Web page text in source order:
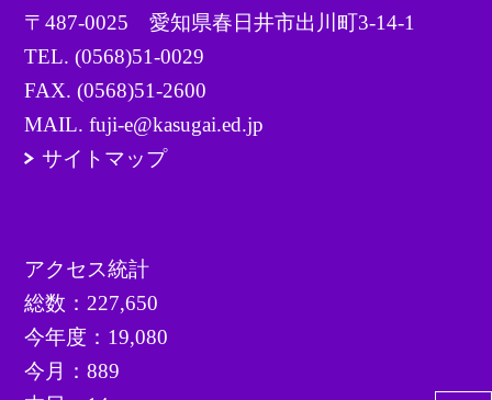
〒487-0025 愛知県春日井市出川町3-14-1
TEL.(0568)51-0029
FAX. (0568)51-2600
MAIL. fuji-e@kasugai.ed.jp
サイトマップ
アクセス統計
総数： 227,650
今年度： 19,080
今月：889